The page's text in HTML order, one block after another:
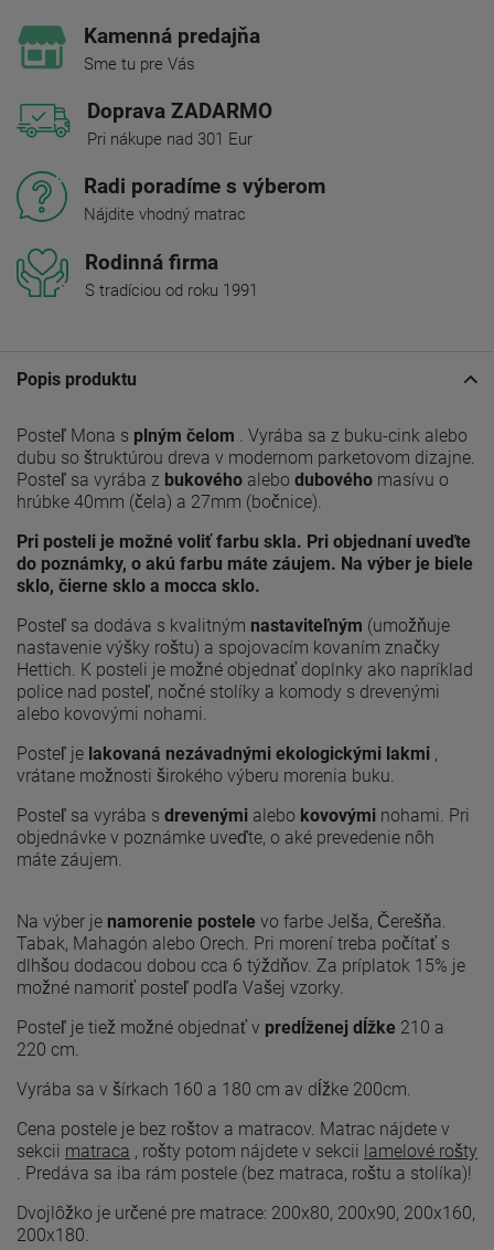
Kamenná predajňa
Sme tu pre Vás
Doprava ZADARMO
Pri nákupe nad 301 Eur
Radi poradíme s výberom
Nájdite vhodný matrac
Rodinná firma
S tradíciou od roku 1991
Popis produktu
Posteľ Mona s plným čelom . Vyrába sa z buku-cink alebo
dubu so štruktúrou dreva v modernom parketovom dizajne.
Posteľ sa vyrába z bukového alebo dubového masívu o
hrúbke 40mm (čela) a 27mm (bočnice).
Pri posteli je možné voliť farbu skla. Pri objednaní uveďte
do poznámky, o akú farbu máte záujem. Na výber je biele
sklo, čierne sklo a mocca sklo.
Posteľ sa dodáva s kvalitným nastaviteľným (umožňuje
nastavenie výšky roštu) a spojovacím kovaním značky
Hettich. K posteli je možné objednať doplnky ako napríklad
police nad posteľ, nočné stolíky a komody s drevenými
alebo kovovými nohami.
Posteľ je lakovaná nezávadnými ekologickými lakmi ,
vrátane možnosti širokého výberu morenia buku.
Posteľ sa vyrába s drevenými alebo kovovými nohami. Pri
objednávke v poznámke uveďte, o aké prevedenie nôh
máte záujem.
Na výber je namorenie postele vo farbe Jelša, Čerešňa.
Tabak, Mahagón alebo Orech. Pri morení treba počítať s
dlhšou dodacou dobou cca 6 týždňov. Za príplatok 15% je
možné namoriť posteľ podľa Vašej vzorky.
Posteľ je tiež možné objednať v predĺženej dĺžke 210 a
220 cm.
Vyrába sa v šírkach 160 a 180 cm av dĺžke 200cm.
Cena postele je bez roštov a matracov. Matrac nájdete v
sekcii matraca , rošty potom nájdete v sekcii lamelové rošty
. Predáva sa iba rám postele (bez matraca, roštu a stolíka)!
Dvojlôžko je určené pre matrace: 200x80, 200x90, 200x160,
200x180.